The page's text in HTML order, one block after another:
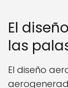
El
las
El diseño